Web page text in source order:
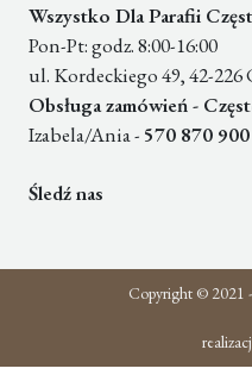
Wszystko Dla Parafii
Pon-Pt: godz. 8:00-16:00
ul. Kordeckiego 49, 42-226
Obsługa zamówień -
Izabela/Ania - 570 870 900
Śledź nas
Copyright © 2021 -